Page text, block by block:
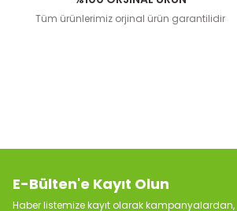
Tüm ürünlerimiz orjinal ürün garantilidir
E-Bülten'e Kayıt Olun
Haber listemize kayıt olarak kampanyalardan,